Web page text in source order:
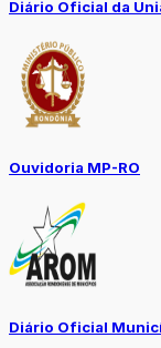
Diário Oficial da
Ouvidoria MP-RO
Diário Oficial